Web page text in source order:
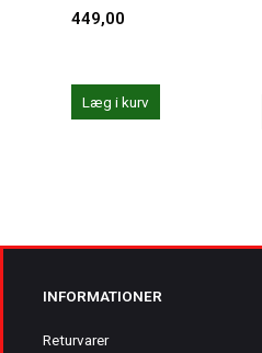
449,00
Læg i kurv
INFORMATIONER
Returvarer